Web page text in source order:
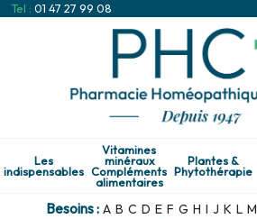
Tel : 01 47 27 99 08
Les
indispensables
Vitamines
minéraux
Compléments
alimentaires
Plantes &
Phytothérapie
Besoins : A B C D E F G H I J K L M